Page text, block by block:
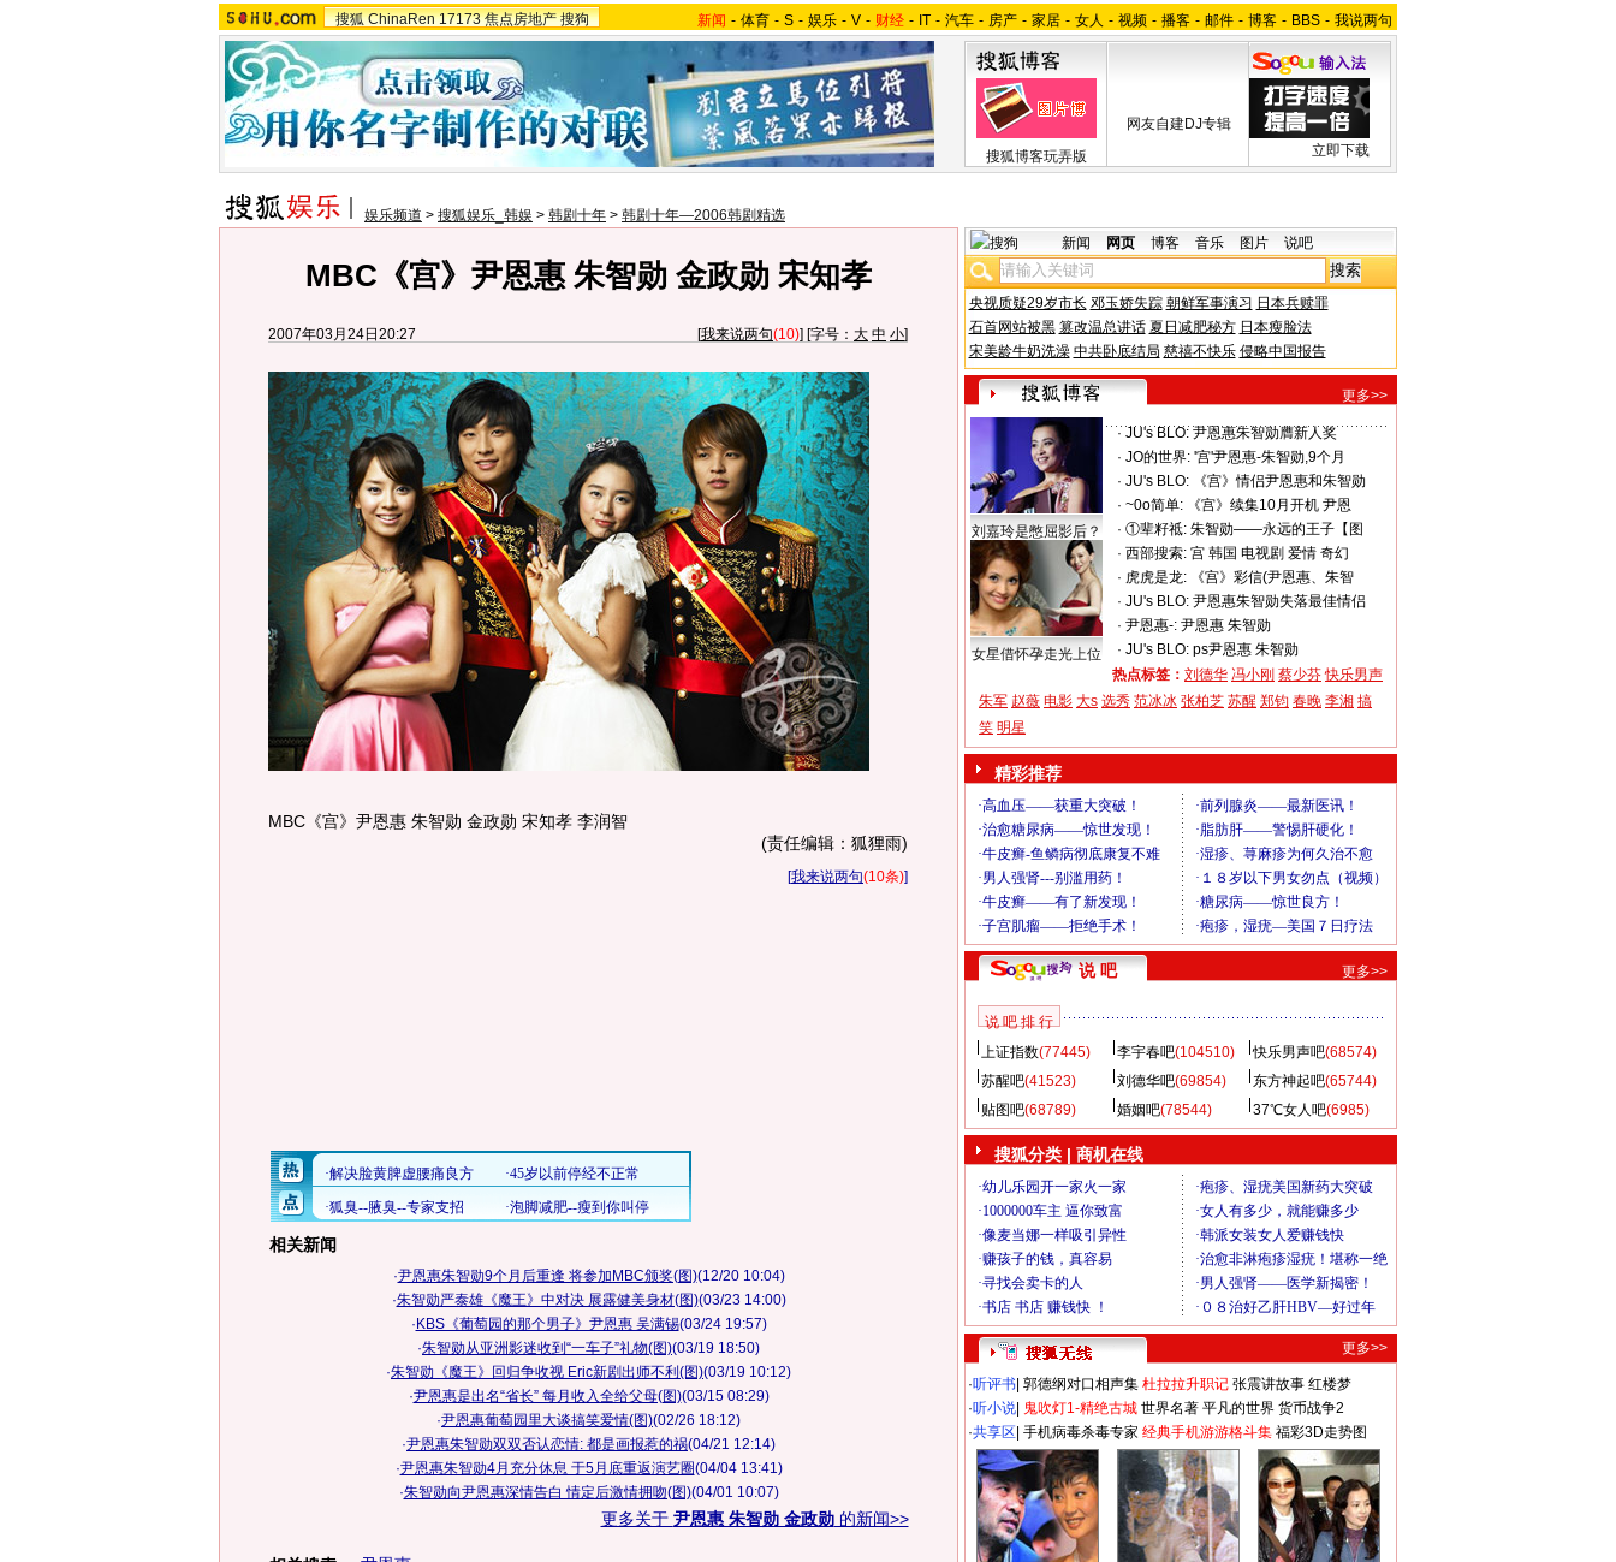
搜狐 ChinaRen 17173 焦点房地产 搜狗 新闻 - 体育 - S - 娱乐 - V - 财经 - IT - 汽车 - 房产 - 家居 - 女人 - 视频 - 播客 - 邮件 - 博客 - BBS - 我说两句
搜狐博客玩弄版
网友自建DJ专辑
立即下载
娱乐频道 > 搜狐娱乐_韩娱 > 韩剧十年 > 韩剧十年—2006韩剧精选
MBC《宫》尹恩惠 朱智勋 金政勋 宋知孝
2007年03月24日20:27 [我来说两句(10)] [字号： 大 中 小]
MBC《宫》尹恩惠 朱智勋 金政勋 宋知孝 李润智
(责任编辑：狐狸雨)
[我来说两句(10条)]
相关新闻
·尹恩惠朱智勋9个月后重逢 将参加MBC颁奖(图)(12/20 10:04)
·朱智勋严泰雄《魔王》中对决 展露健美身材(图)(03/23 14:00)
· KBS《葡萄园的那个男子》尹恩惠 吴满锡(03/24 19:57)
·朱智勋从亚洲影迷收到“一车子”礼物(图)(03/19 18:50)
·朱智勋《魔王》回归争收视 Eric新剧出师不利(图)(03/19 10:12)
·尹恩惠是出名“省长” 每月收入全给父母(图)(03/15 08:29)
·尹恩惠葡萄园里大谈搞笑爱情(图)(02/26 18:12)
·尹恩惠朱智勋双双否认恋情: 都是画报惹的祸(04/21 12:14)
·尹恩惠朱智勋4月充分休息 于5月底重返演艺圈(04/04 13:41)
·朱智勋向尹恩惠深情告白 情定后激情拥吻(图)(04/01 10:07)
更多关于 尹恩惠 朱智勋 金政勋的新闻>>
新闻 网页 博客 音乐 图片 说吧
央视质疑29岁市长 邓玉娇失踪 朝鲜军事演习 日本兵赎罪
石首网站被黑 篡改温总讲话 夏日减肥秘方 日本瘦脸法
宋美龄牛奶洗澡 中共卧底结局 慈禧不快乐 侵略中国报告
更多>>
刘嘉玲是憋屈影后？
女星借怀孕走光上位
· JU's BLO: 尹恩惠朱智勋膺新人奖
· JO的世界: '宫'尹恩惠-朱智勋,9个月
· JU's BLO:
《宫》情侣尹恩惠和朱智勋
· ~0o简单:
《宫》续集10月开机 尹恩
· ①辈籽祗: 朱智勋——永远的王子【图
· 西部搜索: 宫 韩国 电视剧 爱情 奇幻
· 虎虎是龙:
《宫》彩信(尹恩惠、朱智
· JU's BLO: 尹恩惠朱智勋失落最佳情侣
· 尹恩惠-: 尹恩惠 朱智勋
· JU's BLO: ps尹恩惠 朱智勋
热点标签： 刘德华 冯小刚 蔡少芬 快乐男声
朱军 赵薇 电影 大s 选秀 范冰冰 张柏芝 苏醒 郑钧 春晚 李湘 搞
笑 明星
精彩推荐
说 吧 更多>>
说 吧 排 行
上证指数(77445) 李宇春吧(104510) 快乐男声吧(68574)
苏醒吧(41523) 刘德华吧(69854) 东方神起吧(65744)
贴图吧(68789) 婚姻吧(78544) 37℃女人吧(6985)
搜狐分类 | 商机在线
更多>>
·听评书 郭德纲对口相声集 杜拉拉升职记 张震讲故事 红楼梦
·听小说 鬼吹灯1-精绝古城 世界名著 平凡的世界 货币战争2
·共享区 手机病毒杀毒专家 经典手机游游格斗集 福彩3D走势图